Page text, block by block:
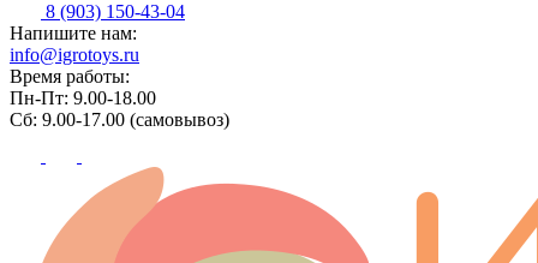
8 (903) 150-43-04
Напишите нам:
info@igrotoys.ru
Время работы:
Пн-Пт: 9.00-18.00
Сб: 9.00-17.00 (самовывоз)